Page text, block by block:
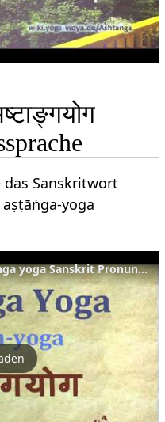
Sanskritwort
aṣṭāṅga-yoga
Ashtanga Yoga अष्टाङ्गयोग aṣṭāṅga yoga Sanskrit Pronunciation